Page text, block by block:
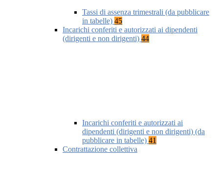
Tassi di assenza trimestrali (da pubblicare
in tabelle) 45
Incarichi conferiti e autorizzati ai dipendenti
(dirigenti e non dirigenti) 44
Incarichi conferiti e autorizzati ai
dipendenti (dirigenti e non dirigenti) (da
pubblicare in tabelle) 41
Contrattazione collettiva